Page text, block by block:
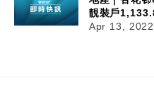
靚裝戶
Apr 13, 2022